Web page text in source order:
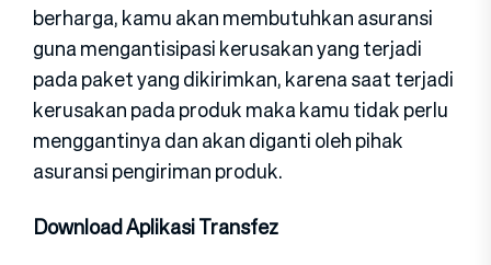
berharga, kamu akan membutuhkan asuransi
guna mengantisipasi kerusakan yang terjadi
pada paket yang dikirimkan, karena saat terjadi
kerusakan pada produk maka kamu tidak perlu
menggantinya dan akan diganti oleh pihak
asuransi pengiriman produk.
Download Aplikasi Transfez